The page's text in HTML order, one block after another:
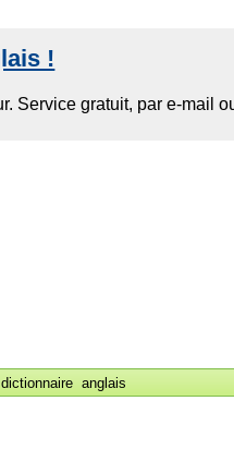
dictionnaire anglais